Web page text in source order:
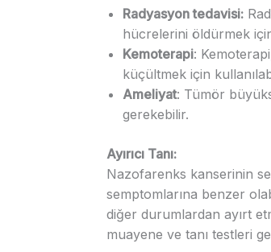
Radyasyon tedavisi:
hücrelerini öldürmek
Kemoterapi:
küçültmek için
Ameliyat: Tümör
gerekebilir.
Ayırıcı Tanı:
Nazofarenks kanserinin
semptomlarına benzer
diğer durumlardan ayırt
muayene ve tanı testleri